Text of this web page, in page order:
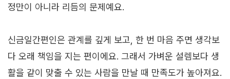
정만이 아니라 리듬의 문제예요.
신금일간편인은 관계를 깊게 보고, 한 번 마음 주면 생각보
다 오래 책임을 지는 편이에요. 그래서 가벼운 설렘보다 생
활을 같이 맞출 수 있는 사람을 만날 때 만족도가 높아져요.